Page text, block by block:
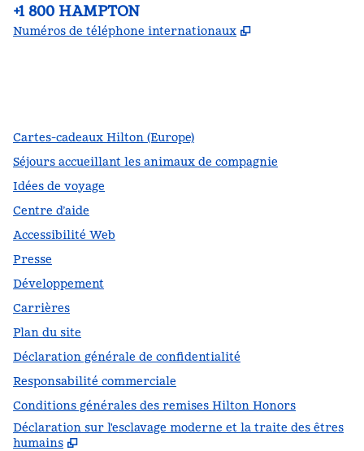
Téléphone :
+1 800 HAMPTON
Numéros de téléphone internationaux ,
Cartes-cadeaux Hilton (Europe)
Séjours accueillant les animaux de compagnie
Idées de voyage
Centre d’aide
Accessibilité Web
Presse
Développement
Carrières
Plan du site
Déclaration générale de confidentialité
Responsabilité commerciale
Conditions générales des remises Hilton Honors
Déclaration sur l'esclavage moderne et la traite des êtres
humains